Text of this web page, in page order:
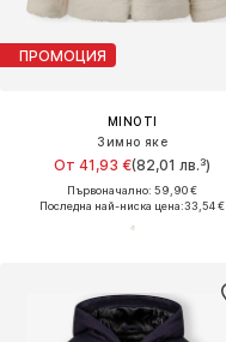
ПРОМОЦИЯ
MINOTI
Зимно яке
От 41,93 €(82,01 лв.³)
Първоначално: 59,90 €
Последна най-ниска цена:33,54 €